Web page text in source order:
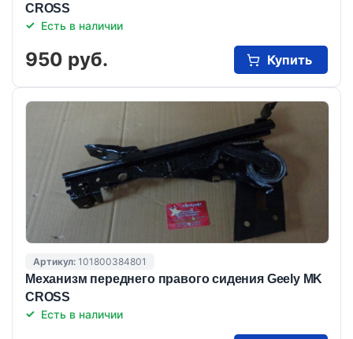
CROSS
Есть в наличии
950 руб. Купить
Артикул: 101800384801
Механизм переднего правого сидения Geely MK
CROSS
Есть в наличии